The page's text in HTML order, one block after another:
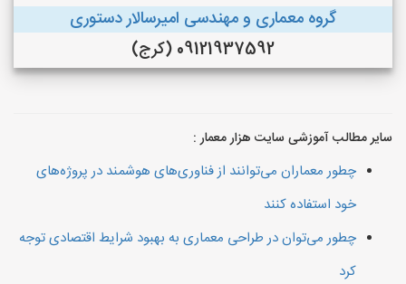
گروه معماری و مهندسی امیرسالار دستوری
09121937592 (کرج)
سایر مطالب آموزشی سایت هزار معمار :
چطور معماران می‌توانند از فناوری‌های هوشمند در پروژه‌های
خود استفاده کنند
چطور می‌توان در طراحی معماری به بهبود شرایط اقتصادی توجه
کرد